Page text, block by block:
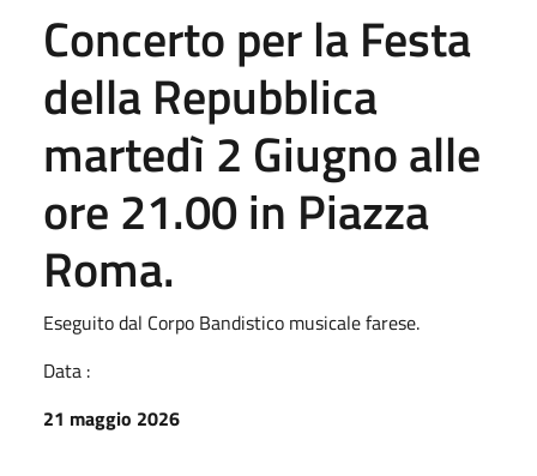
Concerto per la Festa
della Repubblica
martedì 2 Giugno alle
ore 21.00 in Piazza
Roma.
Eseguito dal Corpo Bandistico musicale farese.
Data :
21 maggio 2026